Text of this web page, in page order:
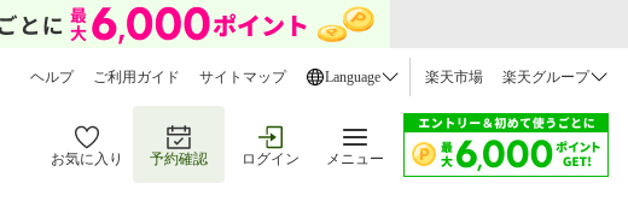
ヘルプ ご利用ガイド サイトマップ Language 楽天市場 楽天グループ
お気に入り 予約確認 ログイン メニュー